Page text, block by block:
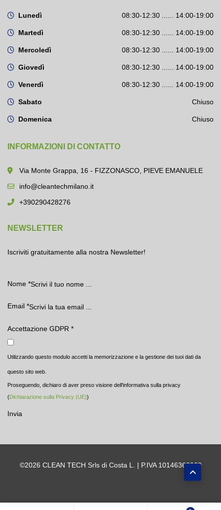
Lunedì 08:30-12:30 ...... 14:00-19:00
Martedì 08:30-12:30 ...... 14:00-19:00
Mercoledì 08:30-12:30 ...... 14:00-19:00
Giovedì 08:30-12:30 ...... 14:00-19:00
Venerdì 08:30-12:30 ...... 14:00-19:00
Sabato Chiuso
Domenica Chiuso
INFORMAZIONI DI CONTATTO
Via Monte Grappa, 16 - FIZZONASCO, PIEVE EMANUELE
info@cleantechmilano.it
+390290428276
NEWSLETTER
Iscriviti gratuitamente alla nostra Newsletter!
Nome *
Email *
Accettazione GDPR *
Utilizzando questo modulo accetti la memorizzazione e la gestione dei tuoi dati da
questo sito web.
Proseguendo, dichiaro di aver preso visione dell'informativa sulla privacy
(Dichiarazione sulla Privacy (UE))
Invia
©2026 CLEAN TECH Srls di Costa L. | P.IVA 10146360960